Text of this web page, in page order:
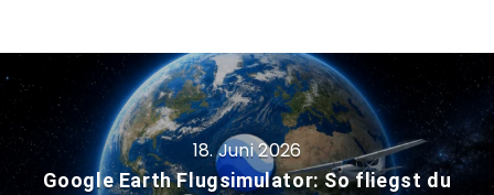
18. Juni 2026
Google Earth Flugsimulator: So fliegst du